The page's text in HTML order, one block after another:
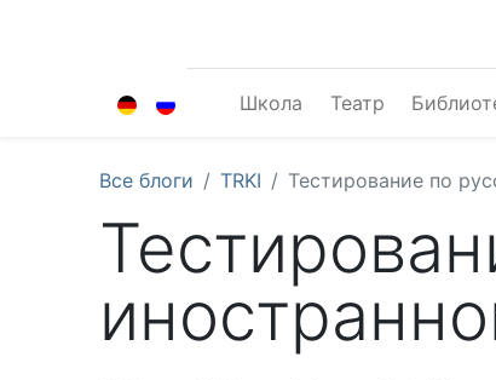
Школа Театр
Все блоги TRKI Тестирование по